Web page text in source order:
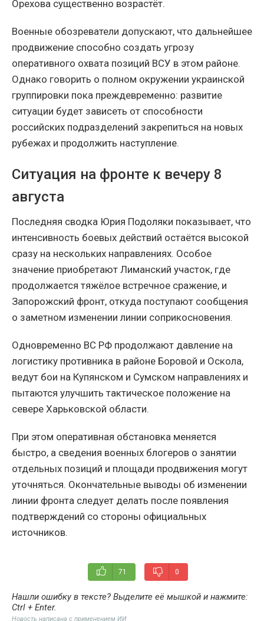
Орехова существенно возрастёт.
Военные обозреватели допускают, что дальнейшее
продвижение способно создать угрозу
оперативного охвата позиций ВСУ в этом районе.
Однако говорить о полном окружении украинской
группировки пока преждевременно: развитие
ситуации будет зависеть от способности
российских подразделений закрепиться на новых
рубежах и продолжить наступление.
Ситуация на фронте к вечеру 8
августа
Последняя сводка Юрия Подоляки показывает, что
интенсивность боевых действий остаётся высокой
сразу на нескольких направлениях. Особое
значение приобретают Лиманский участок, где
продолжается тяжёлое встречное сражение, и
Запорожский фронт, откуда поступают сообщения
о заметном изменении линии соприкосновения.
Одновременно ВС РФ продолжают давление на
логистику противника в районе Боровой и Оскола,
ведут бои на Купянском и Сумском направлениях и
пытаются улучшить тактическое положение на
севере Харьковской области.
При этом оперативная обстановка меняется
быстро, а сведения военных блогеров о занятии
отдельных позиций и площади продвижения могут
уточняться. Окончательные выводы об изменении
линии фронта следует делать после появления
подтверждений со стороны официальных
источников.
71 0
Нашли ошибку в тексте? Выделите её мышкой и нажмите:
Ctrl + Enter.
Новость написана с применением ИИ